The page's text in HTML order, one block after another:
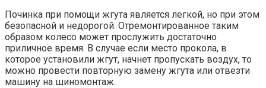
Починка при помощи жгута является легкой, но при этом
безопасной и недорогой. Отремонтированное таким
образом колесо может прослужить достаточно
приличное время. В случае если место прокола, в
которое установили жгут, начнет пропускать воздух, то
можно провести повторную замену жгута или отвезти
машину на шиномонтаж.